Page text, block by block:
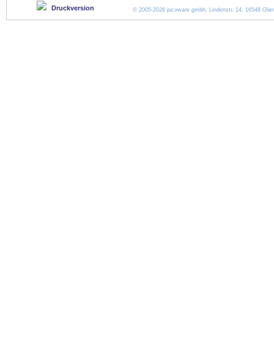
Druckversion © 2005-2026 picoware gmbh, Lindenstr. 14, 16548